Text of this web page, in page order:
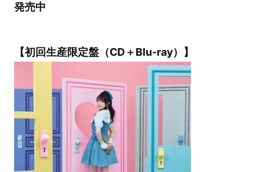
発売中
【初回生産限定盤（CD＋Blu-ray）】